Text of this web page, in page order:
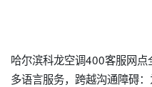
哈尔滨科龙空调400客服网
多语言服务，跨越沟通障碍